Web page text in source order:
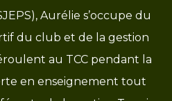
Aurélie s’occupe du
du club et de la gestion
au TCC pendant la
en enseignement tout